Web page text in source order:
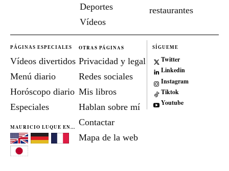
Deportes
Vídeos
restaurantes
PÁGINAS ESPECIALES
Vídeos divertidos
Menú diario
Horóscopo diario
Especiales
MAURICIO LUQUE EN...
OTRAS PÁGINAS
Privacidad y legal
Redes sociales
Mis libros
Hablan sobre mí
Contactar
Mapa de la web
SÍGUEME
Twitter
Linkedin
Instagram
Tiktok
Youtube